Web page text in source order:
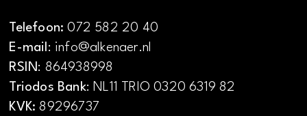
Telefoon:072 582 20 40
E-mail: info@alkenaer.nl
RSIN: 864938998
Triodos Bank: NL11 TRIO 0320 6319 82
KVK: 89296737